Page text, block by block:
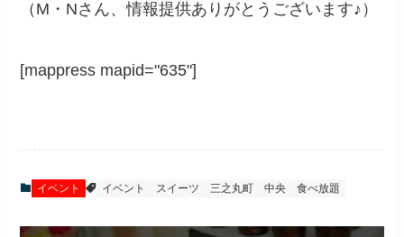
（M・Nさん、情報提供ありがとうございます♪）
[mappress mapid="635"]
イベント イベント スイーツ 三之丸町 中央 食べ放題